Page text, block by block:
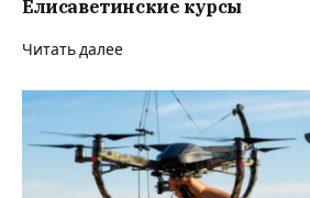
Елисаветинские курсы
Читать далее